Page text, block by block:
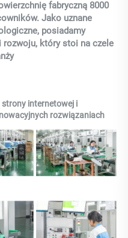
fabryczną 8000
Jako uznane
posiadamy
rozwoju, który stoi na czele
internetowej i
rozwiązaniach